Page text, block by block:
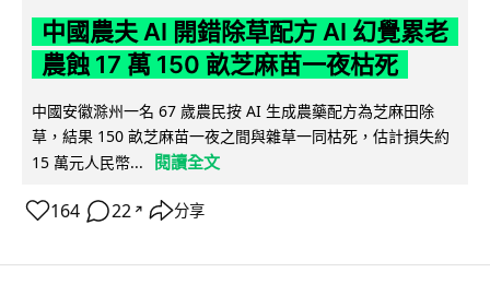
中國農夫 AI 開錯除草配方 AI 幻覺累老
農蝕 17 萬 150 畝芝麻苗一夜枯死
中國安徽滁州一名 67 歲農民按 AI 生成農藥配方為芝麻田除
草，結果 150 畝芝麻苗一夜之間與雜草一同枯死，估計損失約
15 萬元人民幣...
閱讀全文
164 22 ↗ 分享